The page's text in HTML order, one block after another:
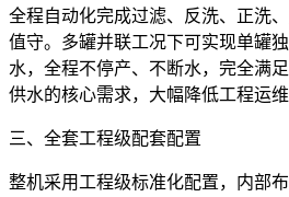
全程自动化完成过滤、反洗、正洗
值守。多罐并联工况下可实现单罐
水，全程不停产、不断水，完全满
供水的核心需求，大幅降低工程运
三、全套工程级配套配置
整机采用工程级标准化配置，内部